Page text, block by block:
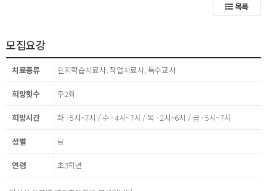
목록
모집요강
치료종류 인지학습치료사, 작업치료사, 특수교사
희망횟수 주2회
희망시간 화 - 5시~7시 / 수 - 4시~7시 / 목 - 2시~6시 / 금 - 5시~7시
성별 남
연령 초3학년